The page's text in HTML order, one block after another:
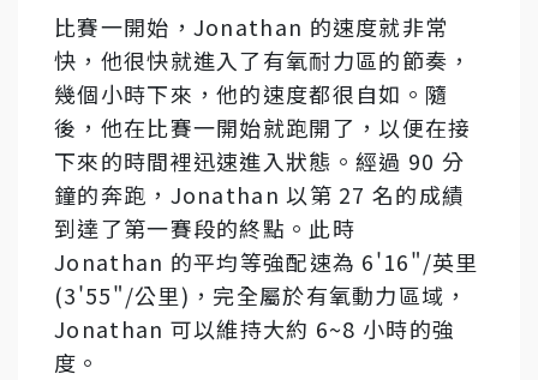
比賽一開始，Jonathan 的速度就非常
快，他很快就進入了有氧耐力區的節奏，
幾個小時下來，他的速度都很自如。隨
後，他在比賽一開始就跑開了，以便在接
下來的時間裡迅速進入狀態。經過 90 分
鐘的奔跑，Jonathan 以第 27 名的成績
到達了第一賽段的終點。此時
Jonathan 的平均等強配速為 6'16"/英里
(3'55"/公里)，完全屬於有氧動力區域，
Jonathan 可以維持大約 6~8 小時的強
度。